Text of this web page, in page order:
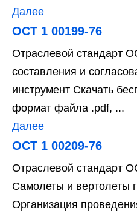
Далее
ОСТ 1 00199-76
Отраслевой стандарт
составления и
инструмент Скачать
формат файла .pdf, ...
Далее
ОСТ 1 00209-76
Отраслевой стандарт
Самолеты и вертолеты
Организация